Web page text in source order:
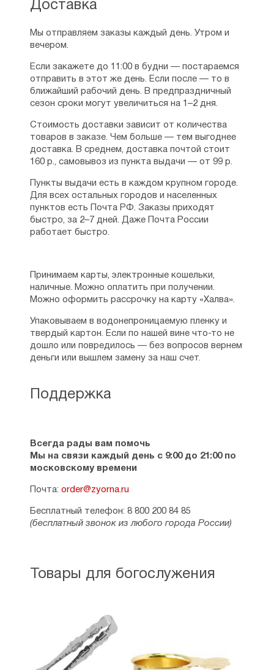
Поддержка
Всегда рады вам помочь
Мы на связи каждый день с 9:00 до 21:00 по
московскому времени
Почта: order@zyorna.ru
Бесплатный телефон: 8 800 200 84 85
(бесплатный звонок из любого города России)
Доставка
Мы отправляем заказы каждый день. Утром и
вечером.
Если закажете до 11:00 в будни — постараемся
отправить в этот же день. Если после — то в
ближайший рабочий день. В предпраздничный
сезон сроки могут увеличиться на 1–2 дня.
Стоимость доставки зависит от количества
товаров в заказе. Чем больше — тем выгоднее
доставка. В среднем, доставка почтой стоит
160 р., самовывоз из пункта выдачи — от 99 р.
Пункты выдачи есть в каждом крупном городе.
Для всех остальных городов и населенных
пунктов есть Почта РФ. Заказы приходят
быстро, за 2–7 дней. Даже Почта России
работает быстро.
Принимаем карты, электронные кошельки,
наличные. Можно оплатить при получении.
Можно оформить рассрочку на карту «Халва».
Упаковываем в водонепроницаемую пленку и
твердый картон. Если по нашей вине что-то не
дошло или повредилось — без вопросов вернем
деньги или вышлем замену за наш счет.
Товары для богослужения